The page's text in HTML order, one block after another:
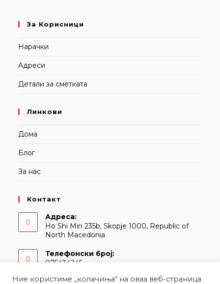
За Корисници
Нарачки
Адреси
Детали за сметката
Линкови
Дома
Блог
За нас
Контакт
Адреса:
Ho Shi Min 235b, Skopje 1000, Republic of
North Macedonia
Телефонски број:
075434245
Ние користиме „колачиња“ на оваа веб-страница